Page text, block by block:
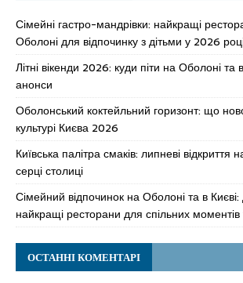
Сімейні гастро-мандрівки: найкращі
Оболоні для відпочинку з дітьми у 2026
Літні вікенди 2026: куди піти на Оболоні та
анонси
Оболонський коктейльний горизонт: що
культурі Києва 2026
Київська палітра смаків: липневі відкриття
серці столиці
Сімейний відпочинок на Оболоні та в
найкращі ресторани для спільних
ОСТАННІ КОМЕНТАРІ